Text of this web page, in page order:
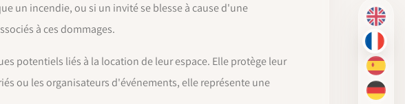
EN
FR
ES
DE
un incendie, ou si un invité se blesse à cause d'une
à ces dommages.
potentiels liés à la location de leur espace. Elle protège leur
ou les organisateurs d'événements, elle représente une